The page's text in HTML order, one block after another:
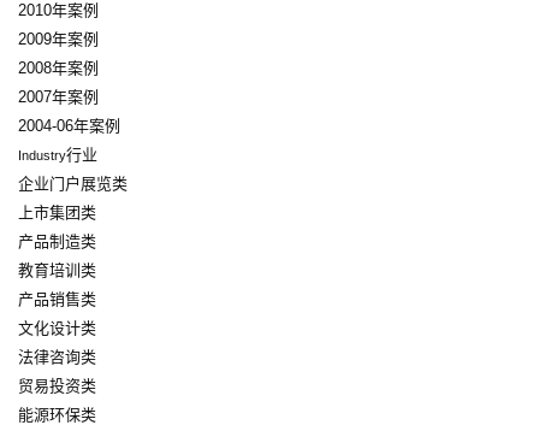
2010年案例
2009年案例
2008年案例
2007年案例
2004-06年案例
Industry行业
企业门户展览类
上市集团类
产品制造类
教育培训类
产品销售类
文化设计类
法律咨询类
贸易投资类
能源环保类